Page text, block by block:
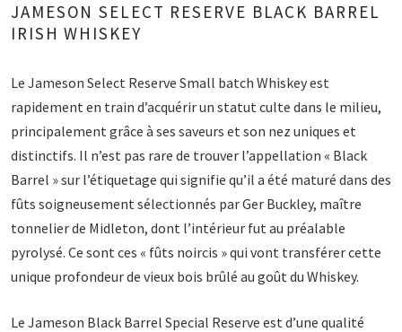
JAMESON SELECT RESERVE BLACK BARREL
IRISH WHISKEY
Le Jameson Select Reserve Small batch Whiskey est
rapidement en train d’acquérir un statut culte dans le milieu,
principalement grâce à ses saveurs et son nez uniques et
distinctifs. Il n’est pas rare de trouver l’appellation « Black
Barrel » sur l’étiquetage qui signifie qu’il a été maturé dans des
fûts soigneusement sélectionnés par Ger Buckley, maître
tonnelier de Midleton, dont l’intérieur fut au préalable
pyrolysé. Ce sont ces « fûts noircis » qui vont transférer cette
unique profondeur de vieux bois brûlé au goût du Whiskey.
Le Jameson Black Barrel Special Reserve est d’une qualité